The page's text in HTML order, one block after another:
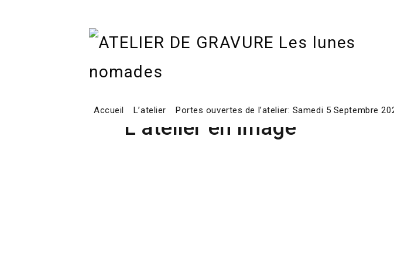
Accueil L’atelier Portes ouvertes de l’atelier: Samedi 5 Septembre
L’atelier en image